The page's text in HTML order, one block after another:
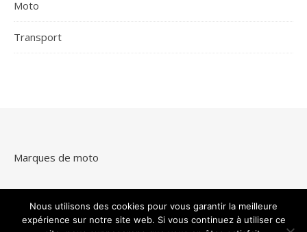
Moto
Transport
Marques de moto
Nous utilisons des cookies pour vous garantir la meilleure
expérience sur notre site web. Si vous continuez à utiliser ce